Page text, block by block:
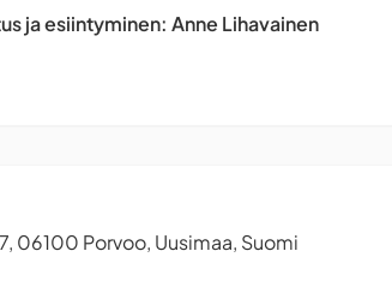
ja esiintyminen: Anne Lihavainen
06100 Porvoo, Uusimaa, Suomi